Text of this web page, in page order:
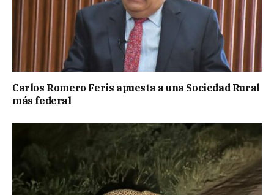
Carlos Romero Feris apuesta a una Sociedad Rural
más federal